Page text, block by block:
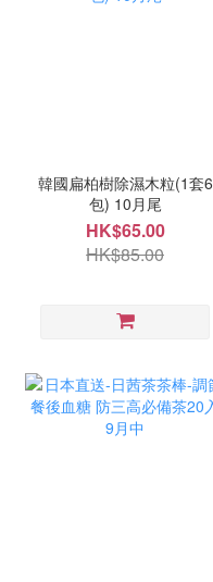
韓國扁柏樹除濕木粒(1套6
包) 10月尾
HK$65.00
HK$85.00